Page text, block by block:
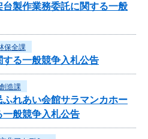
製作業務委託に関する一般
保全課
する一般競争入札公告
造課
ふれあい会館サラマンカホー
般競争入札公告